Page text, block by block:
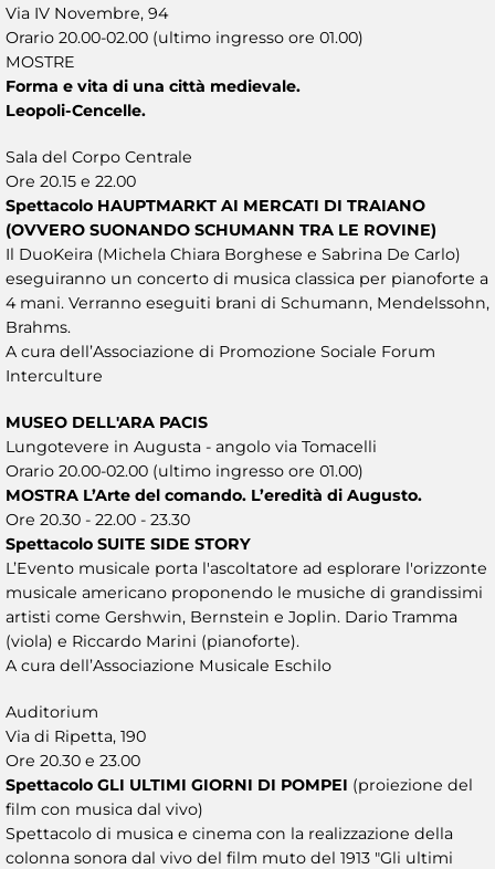
Via IV Novembre, 94
Orario 20.00-02.00 (ultimo ingresso ore 01.00)
MOSTRE
Forma e vita di una città medievale.
Leopoli-Cencelle.
Sala del Corpo Centrale
Ore 20.15 e 22.00
Spettacolo HAUPTMARKT AI MERCATI DI TRAIANO
(OVVERO SUONANDO SCHUMANN TRA LE ROVINE)
Il DuoKeira (Michela Chiara Borghese e Sabrina De Carlo)
eseguiranno un concerto di musica classica per pianoforte a
4 mani. Verranno eseguiti brani di Schumann, Mendelssohn,
Brahms.
A cura dell’Associazione di Promozione Sociale Forum
Interculture
MUSEO DELL'ARA PACIS
Lungotevere in Augusta - angolo via Tomacelli
Orario 20.00-02.00 (ultimo ingresso ore 01.00)
MOSTRA L’Arte del comando. L’eredità di Augusto.
Ore 20.30 - 22.00 - 23.30
Spettacolo SUITE SIDE STORY
L’Evento musicale porta l'ascoltatore ad esplorare l'orizzonte
musicale americano proponendo le musiche di grandissimi
artisti come Gershwin, Bernstein e Joplin. Dario Tramma
(viola) e Riccardo Marini (pianoforte).
A cura dell’Associazione Musicale Eschilo
Auditorium
Via di Ripetta, 190
Ore 20.30 e 23.00
Spettacolo GLI ULTIMI GIORNI DI POMPEI (proiezione del
film con musica dal vivo)
Spettacolo di musica e cinema con la realizzazione della
colonna sonora dal vivo del film muto del 1913 "Gli ultimi